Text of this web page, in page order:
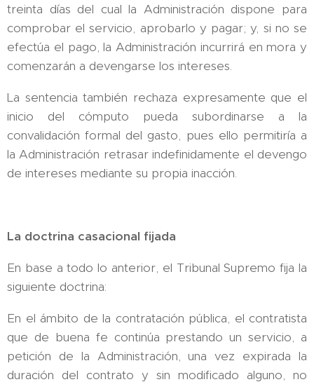
treinta días del cual la Administración dispone para
comprobar el servicio, aprobarlo y pagar; y, si no se
efectúa el pago, la Administración incurrirá en mora y
comenzarán a devengarse los intereses.
La sentencia también rechaza expresamente que el
inicio del cómputo pueda subordinarse a la
convalidación formal del gasto, pues ello permitiría a
la Administración retrasar indefinidamente el devengo
de intereses mediante su propia inacción.
La doctrina casacional fijada
En base a todo lo anterior, el Tribunal Supremo fija la
siguiente doctrina:
En el ámbito de la contratación pública, el contratista
que de buena fe continúa prestando un servicio, a
petición de la Administración, una vez expirada la
duración del contrato y sin modificado alguno, no